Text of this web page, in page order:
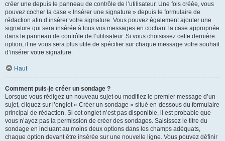
créer une depuis le panneau de contrôle de l’utilisateur. Une fois créée, vous
pouvez cocher la case « Insérer une signature » depuis le formulaire de
rédaction afin d’insérer votre signature. Vous pouvez également ajouter une
signature qui sera insérée à tous vos messages en cochant la case appropriée
dans le panneau de contrôle de l’utilisateur. Si vous choisissez cette dernière
option, il ne vous sera plus utile de spécifier sur chaque message votre souhait
d’insérer votre signature.
Haut
Comment puis-je créer un sondage ?
Lorsque vous rédigez un nouveau sujet ou modifiez le premier message d’un
sujet, cliquez sur l’onglet « Créer un sondage » situé en-dessous du formulaire
principal de rédaction. Si cet onglet n’est pas disponible, il est probable que
vous n’ayez pas la permission de créer des sondages. Saisissez le titre du
sondage en incluant au moins deux options dans les champs adéquats,
chaque option devant être insérée sur une nouvelle ligne. Vous pouvez définir